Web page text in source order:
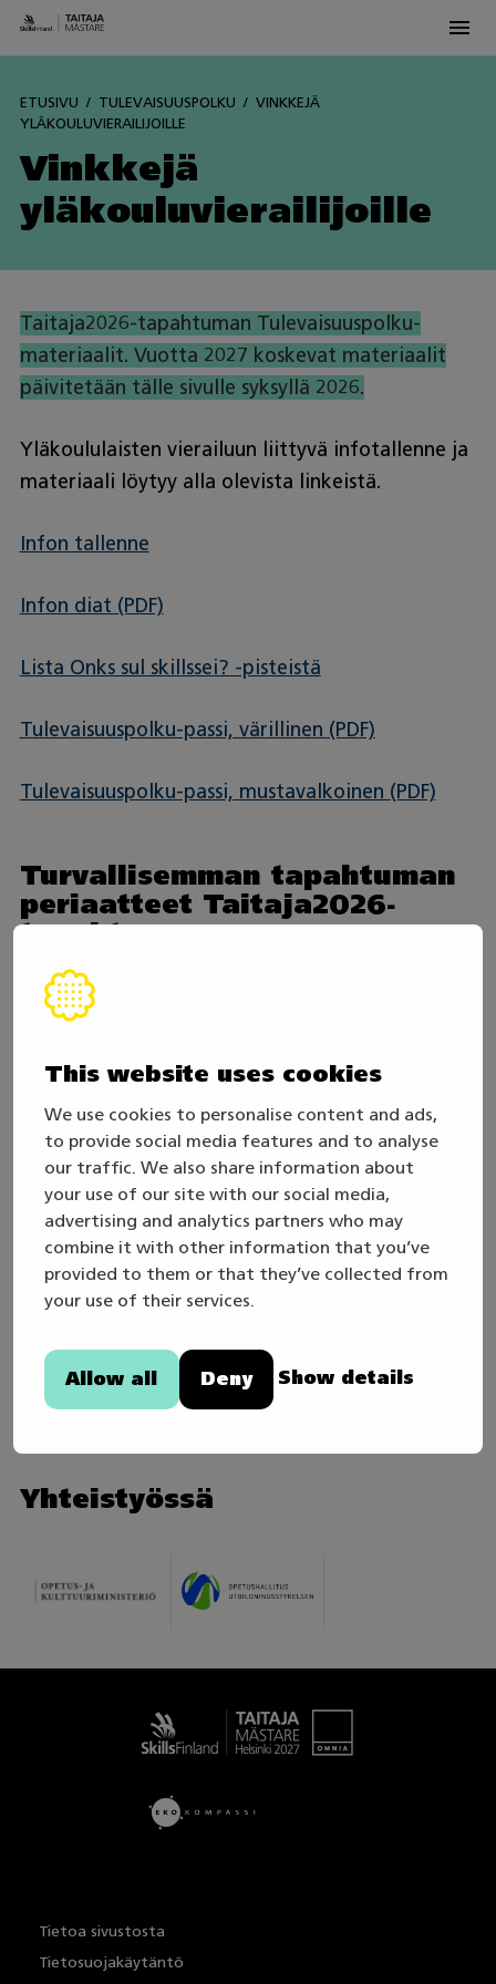
This website uses cookies
We use cookies to personalise content and ads,
to provide social media features and to analyse
our traffic. We also share information about
your use of our site with our social media,
advertising and analytics partners who may
combine it with other information that you’ve
provided to them or that they’ve collected from
your use of their services.
Allow all Deny Show details
content
ETUSIVU TULEVAISUUSPOLKU
VINKKEJÄ
YLÄKOULUVIERAILIJOILLE
Vinkkejä
yläkouluvierailijoille
Taitaja2026-tapahtuman Tulevaisuuspolku-
materiaalit. Vuotta 2027 koskevat materiaalit
päivitetään tälle sivulle syksyllä 2026.
Yläkoululaisten vierailuun liittyvä infotallenne ja
materiaali löytyy alla olevista linkeistä.
Infon tallenne
Infon diat (PDF)
Lista Onks sul skillssei? -pisteistä
Tulevaisuuspolku-passi, värillinen (PDF)
Tulevaisuuspolku-passi, mustavalkoinen (PDF)
Turvallisemman tapahtuman
periaatteet Taitaja2026-
tapahtumassa
Taitaja-tapahtumassa on käytössä
turvallisemman tapahtuman periaatteet, jotka
hankkeenja Keudan opiskelijakunta KUOMAn
kanssa. Edellytämme, että kaikki tapahtumaan
osallistuvat kilpailijat, lajitoimijat,
kilpailuhuoltajat, henkilöstö ja vierailijat
sitoutuvat toimimaan näiden periaatteiden
mukaisesti. Alueella päivystävät
häirintäyhdyshenkilöt, jotka tavoittaa
tapahtuman aikana puhelimitse tai nykäisemällä
hihasta.
Yhteistyössä
Tietoa sivustosta
Tietosuojakäytäntö